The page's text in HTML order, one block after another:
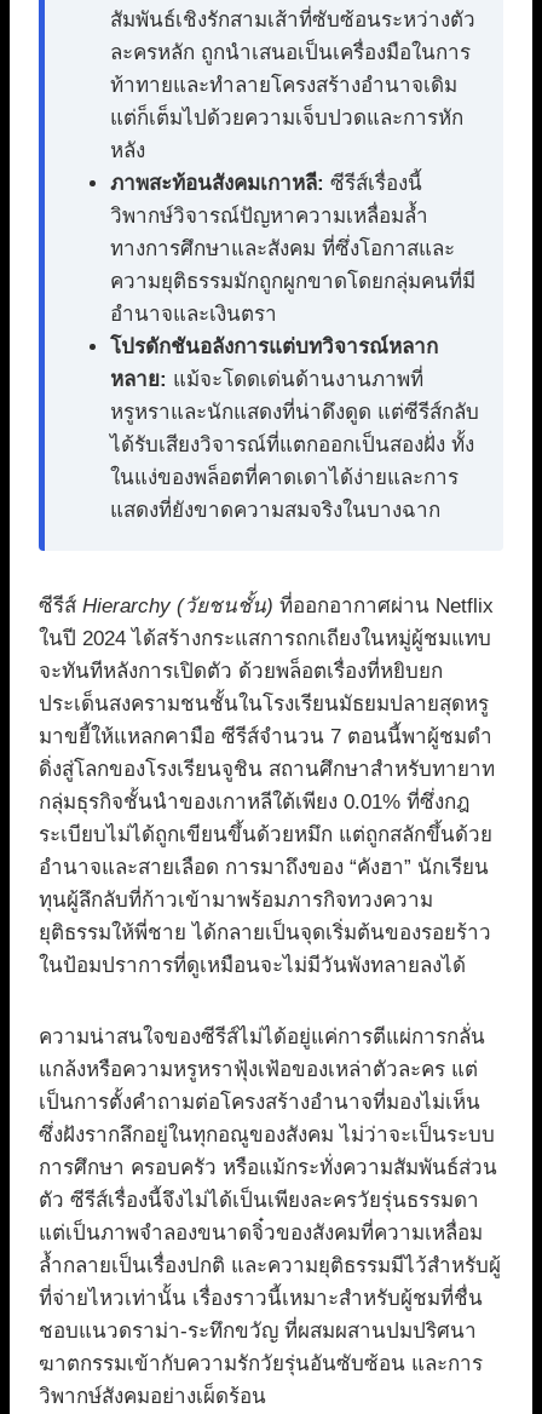
สัมพันธ์เชิงรักสามเส้าที่ซับซ้อนระหว่างตัว
ละครหลัก ถูกนำเสนอเป็นเครื่องมือในการ
ท้าทายและทำลายโครงสร้างอำนาจเดิม
แต่ก็เต็มไปด้วยความเจ็บปวดและการหัก
หลัง
ภาพสะท้อนสังคมเกาหลี: ซีรีส์เรื่องนี้
วิพากษ์วิจารณ์ปัญหาความเหลื่อมล้ำ
ทางการศึกษาและสังคม ที่ซึ่งโอกาสและ
ความยุติธรรมมักถูกผูกขาดโดยกลุ่มคนที่มี
อำนาจและเงินตรา
โปรดักชันอลังการแต่บทวิจารณ์หลาก
หลาย: แม้จะโดดเด่นด้านงานภาพที่
หรูหราและนักแสดงที่น่าดึงดูด แต่ซีรีส์กลับ
ได้รับเสียงวิจารณ์ที่แตกออกเป็นสองฝั่ง ทั้ง
ในแง่ของพล็อตที่คาดเดาได้ง่ายและการ
แสดงที่ยังขาดความสมจริงในบางฉาก
ซีรีส์ Hierarchy (วัยชนชั้น) ที่ออกอากาศผ่าน Netflix
ในปี 2024 ได้สร้างกระแสการถกเถียงในหมู่ผู้ชมแทบ
จะทันทีหลังการเปิดตัว ด้วยพล็อตเรื่องที่หยิบยก
ประเด็นสงครามชนชั้นในโรงเรียนมัธยมปลายสุดหรู
มาขยี้ให้แหลกคามือ ซีรีส์จำนวน 7 ตอนนี้พาผู้ชมดำ
ดิ่งสู่โลกของโรงเรียนจูชิน สถานศึกษาสำหรับทายาท
กลุ่มธุรกิจชั้นนำของเกาหลีใต้เพียง 0.01% ที่ซึ่งกฎ
ระเบียบไม่ได้ถูกเขียนขึ้นด้วยหมึก แต่ถูกสลักขึ้นด้วย
อำนาจและสายเลือด การมาถึงของ “คังฮา” นักเรียน
ทุนผู้ลึกลับที่ก้าวเข้ามาพร้อมภารกิจทวงความ
ยุติธรรมให้พี่ชาย ได้กลายเป็นจุดเริ่มต้นของรอยร้าว
ในป้อมปราการที่ดูเหมือนจะไม่มีวันพังทลายลงได้
ความน่าสนใจของซีรีส์ไม่ได้อยู่แค่การตีแผ่การกลั่น
แกล้งหรือความหรูหราฟุ้งเฟ้อของเหล่าตัวละคร แต่
เป็นการตั้งคำถามต่อโครงสร้างอำนาจที่มองไม่เห็น
ซึ่งฝังรากลึกอยู่ในทุกอณูของสังคม ไม่ว่าจะเป็นระบบ
การศึกษา ครอบครัว หรือแม้กระทั่งความสัมพันธ์ส่วน
ตัว ซีรีส์เรื่องนี้จึงไม่ได้เป็นเพียงละครวัยรุ่นธรรมดา
แต่เป็นภาพจำลองขนาดจิ๋วของสังคมที่ความเหลื่อม
ล้ำกลายเป็นเรื่องปกติ และความยุติธรรมมีไว้สำหรับผู้
ที่จ่ายไหวเท่านั้น เรื่องราวนี้เหมาะสำหรับผู้ชมที่ชื่น
ชอบแนวดราม่า-ระทึกขวัญ ที่ผสมผสานปมปริศนา
ฆาตกรรมเข้ากับความรักวัยรุ่นอันซับซ้อน และการ
วิพากษ์สังคมอย่างเผ็ดร้อน